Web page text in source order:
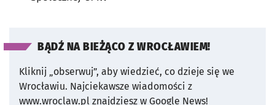
BĄDŹ NA BIEŻĄCO Z WROCŁAWIEM!
Kliknij „obserwuj”, aby wiedzieć, co dzieje się we
Wrocławiu. Najciekawsze wiadomości z
www.wroclaw.pl znajdziesz w Google News!